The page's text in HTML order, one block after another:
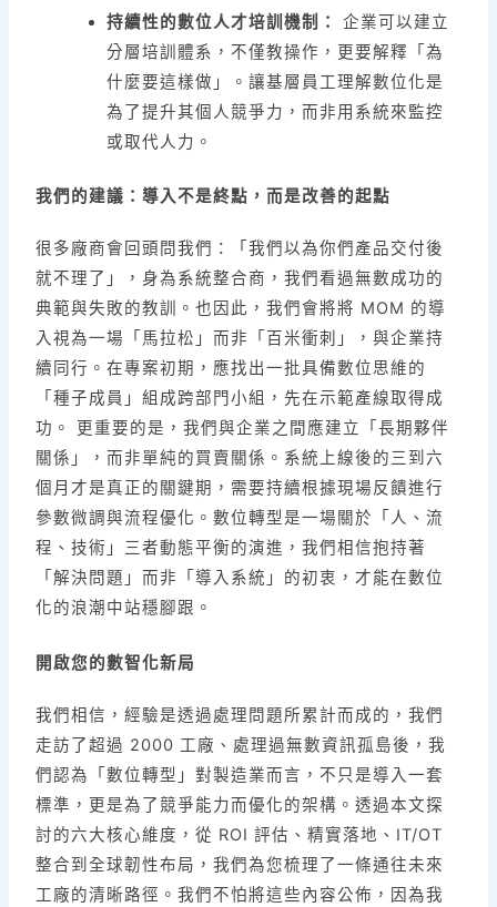
持續性的數位人才培訓機制：
企業可以建立
分層培訓體系，不僅教操作，更要解釋「為
什麼要這樣做」。讓基層員工理解數位化是
為了提升其個人競爭力，而非用系統來監控
或取代人力。
我們的建議：導入不是終點，而是改善的起點
很多廠商會回頭問我們：「我們以為你們產品交付後
就不理了」，身為系統整合商，我們看過無數成功的
典範與失敗的教訓。也因此，我們會將將 MOM 的導
入視為一場「馬拉松」而非「百米衝刺」，與企業持
續同行。在專案初期，應找出一批具備數位思維的
「種子成員」組成跨部門小組，先在示範產線取得成
功。 更重要的是，我們與企業之間應建立「長期夥伴
關係」，而非單純的買賣關係。系統上線後的三到六
個月才是真正的關鍵期，需要持續根據現場反饋進行
參數微調與流程優化。數位轉型是一場關於「人、流
程、技術」三者動態平衡的演進，我們相信抱持著
「解決問題」而非「導入系統」的初衷，才能在數位
化的浪潮中站穩腳跟。
開啟您的數智化新局
我們相信，經驗是透過處理問題所累計而成的，我們
走訪了超過 2000 工廠、處理過無數資訊孤島後，我
們認為「數位轉型」對製造業而言，不只是導入一套
標準，更是為了競爭能力而優化的架構。透過本文探
討的六大核心維度，從 ROI 評估、精實落地、IT/OT
整合到全球韌性布局，我們為您梳理了一條通往未來
工廠的清晰路徑。我們不怕將這些內容公佈，因為我